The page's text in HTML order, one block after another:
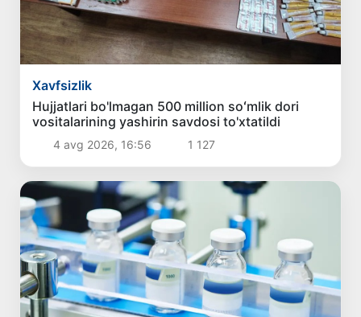
Xavfsizlik
Hujjatlari bo'lmagan 500 million soʻmlik dori
vositalarining yashirin savdosi to'xtatildi
4 avg 2026, 16:56 1 127